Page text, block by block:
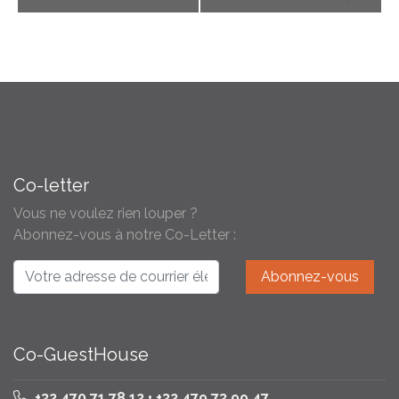
Co-letter
Vous ne voulez rien louper ?
Abonnez-vous à notre Co-Letter :
Co-GuestHouse